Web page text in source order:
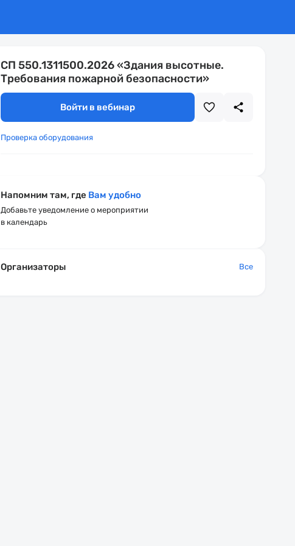
СП 550.1311500.2026 «Здания высотные.
Требования пожарной безопасности»
Войти в вебинар
Проверка оборудования
Напомним там, где Вам удобно
Добавьте уведомление о мероприятии
в календарь
Организаторы Все